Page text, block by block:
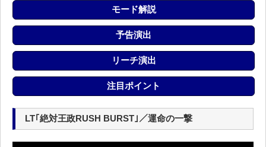
モード解説
予告演出
リーチ演出
注目ポイント
LT｢絶対王政RUSH BURST｣／運命の一撃